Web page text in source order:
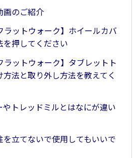
画のご紹介
ラットウォーク】ホイールカバ
を押してください
ラットウォーク】タブレットト
方法と取り外し方法を教えてく
やトレッドミルとはなにが違い
を立てないで使用してもいいで